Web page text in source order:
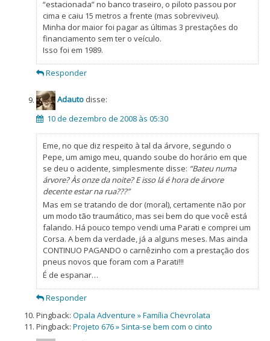
“estacionada” no banco traseiro, o piloto passou por
cima e caiu 15 metros a frente (mas sobreviveu).
Minha dor maior foi pagar as últimas 3 prestações do
financiamento sem ter o veículo.
Isso foi em 1989.
Responder
Adauto disse:
10 de dezembro de 2008 às 05:30
Eme, no que diz respeito à tal da árvore, segundo o
Pepe, um amigo meu, quando soube do horário em que
se deu o acidente, simplesmente disse: “Bateu numa
árvore? Às onze da noite? E isso lá é hora de árvore
decente estar na rua???”
Mas em se tratando de dor (moral), certamente não por
um modo tão traumático, mas sei bem do que você está
falando. Há pouco tempo vendi uma Parati e comprei um
Corsa. A bem da verdade, já a alguns meses. Mas ainda
CONTINUO PAGANDO o carnêzinho com a prestação dos
pneus novos que foram com a Parati!!!
É de espanar…
Responder
Pingback: Opala Adventure » Família Chevrolata
Pingback: Projeto 676 » Sinta-se bem com o cinto